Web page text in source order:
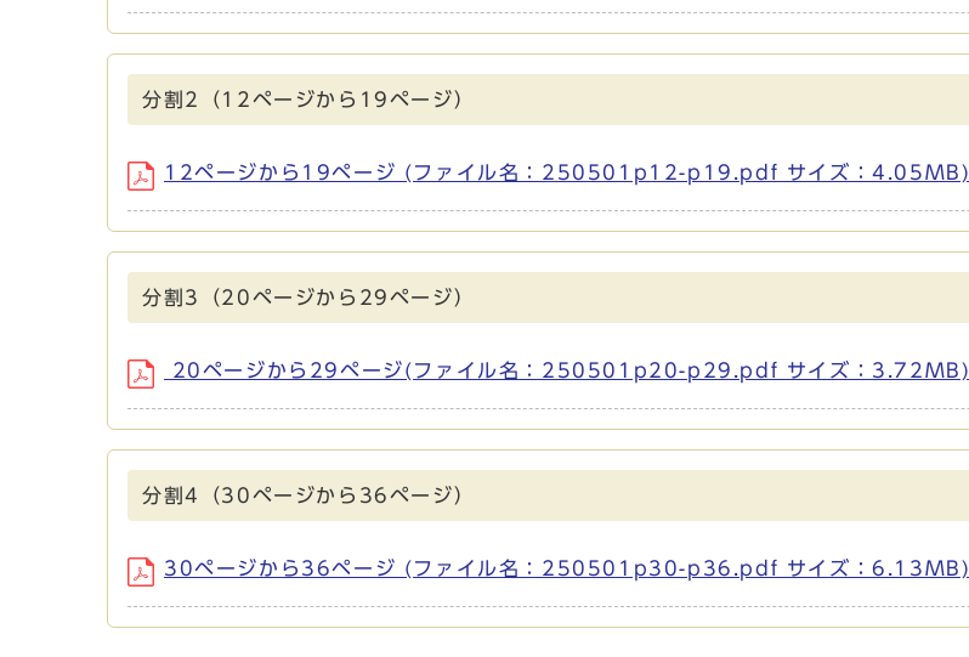
分割2（12ページから19ページ）
12ページから19ページ (ファイル名：250501p12-p19.pdf サイズ：4.05MB)
分割3（20ページから29ページ）
20ページから29ページ(ファイル名：250501p20-p29.pdf サイズ：3.72MB)
分割4（30ページから36ページ）
30ページから36ページ (ファイル名：250501p30-p36.pdf サイズ：6.13MB)